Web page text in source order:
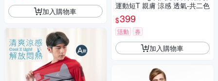
加入購物車
運動短T 親膚 涼感 透氣-共二色
$399
活動 券
加入購物車